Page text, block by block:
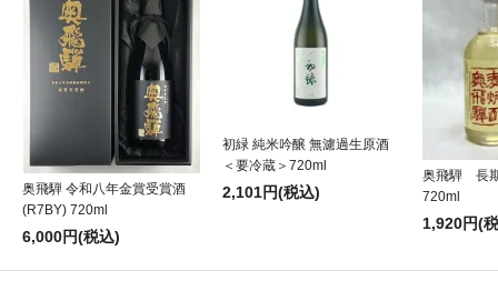
奥飛騨 令和八年金賞受賞酒
(R7BY) 720ml
6,000円(税込)
初緑 純米吟醸 無濾過生原酒
＜要冷蔵＞720ml
2,101円(税込)
奥飛騨 長
720ml
1,920円(